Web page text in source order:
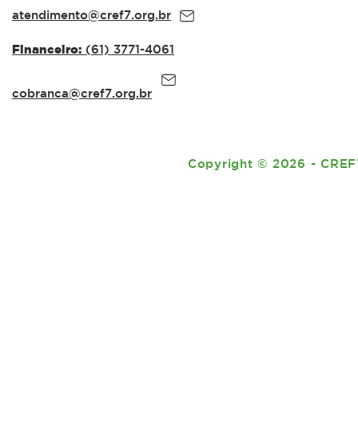
atendimento@cref7.org.br
Financeiro: (61) 3771-4061
cobranca@cref7.org.br
Copyright© 2026 -